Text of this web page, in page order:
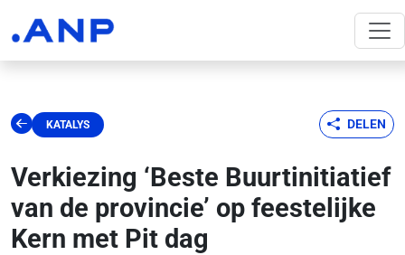
KATALYS DELEN
Verkiezing ‘Beste Buurtinitiatief
van de provincie’ op feestelijke
Kern met Pit dag